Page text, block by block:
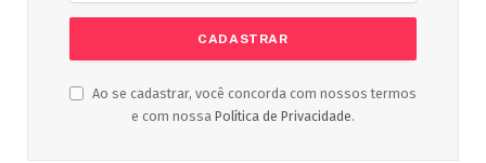
Ao se cadastrar, você concorda com nossos termos
e com nossa Política de Privacidade.